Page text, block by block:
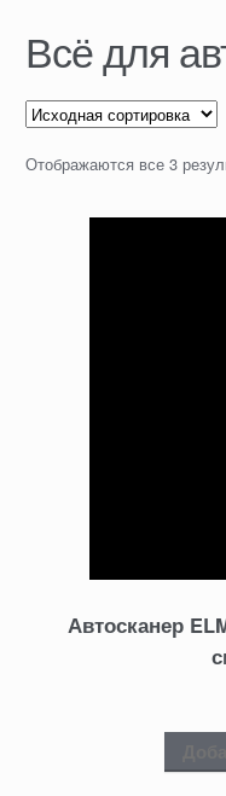
Всё для
Отображаются все 3
Автосканер